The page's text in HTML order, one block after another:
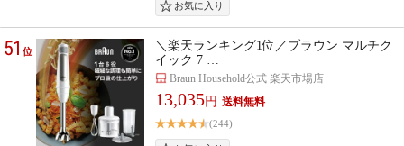
51位
＼楽天ランキング1位／ブラウン マルチク
イック 7 …
Braun Household公式 楽天市場店
13,035円
(244)